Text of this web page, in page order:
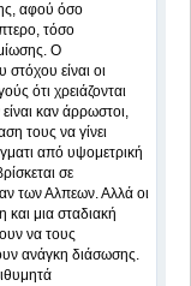
αφού όσο
τόσο
Ο
είναι οι
ότι χρειάζονται
καν άρρωστοι,
τους να γίνει
από υψομετρική
σε
των Αλπεων. Αλλά οι
και μια σταδιακή
να τους
ανάγκη διάσωσης.